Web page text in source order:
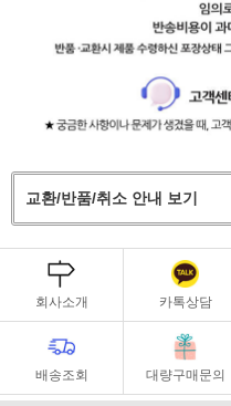
교환/반품/취소 안내 보기
회사소개 카톡상담
배송조회 대량구매문의